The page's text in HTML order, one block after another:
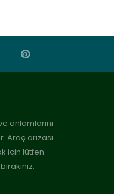
anlamlarını
Araç arızası
için lütfen